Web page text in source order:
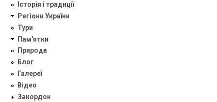
Історія і традиції
Регіони України
Тури
Пам'ятки
Природа
Блог
Галереї
Відео
Закордон